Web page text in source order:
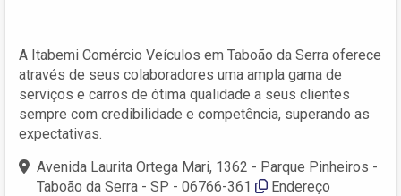
A Itabemi Comércio Veículos em Taboão da Serra oferece
através de seus colaboradores uma ampla gama de
serviços e carros de ótima qualidade a seus clientes
sempre com credibilidade e competência, superando as
expectativas.
Avenida Laurita Ortega Mari, 1362 - Parque Pinheiros -
Taboão da Serra - SP - 06766-361
Endereço